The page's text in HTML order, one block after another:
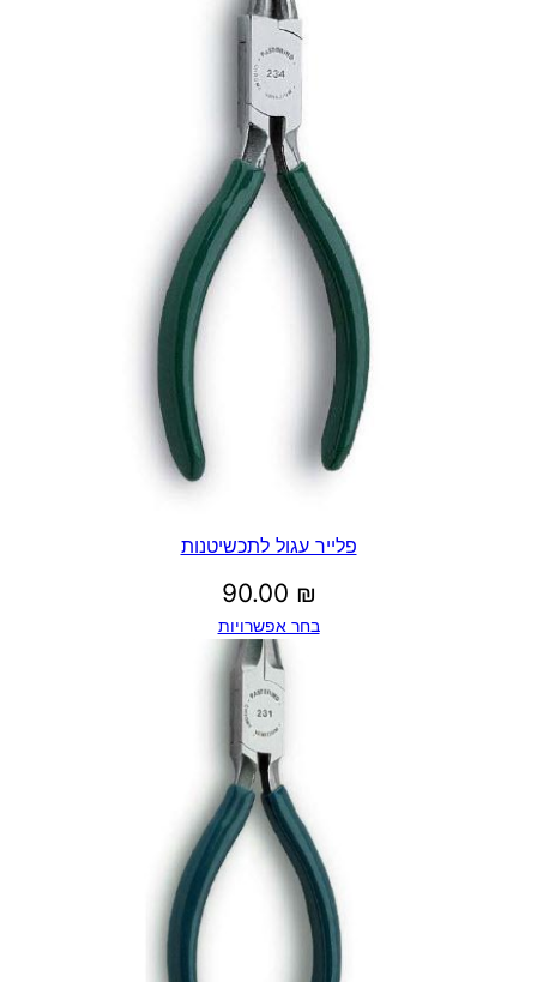
פלייר עגול לתכשיטנות
90.00 ₪
בחר אפשרויות